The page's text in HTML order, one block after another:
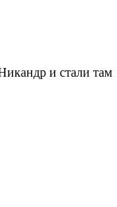
и стали там